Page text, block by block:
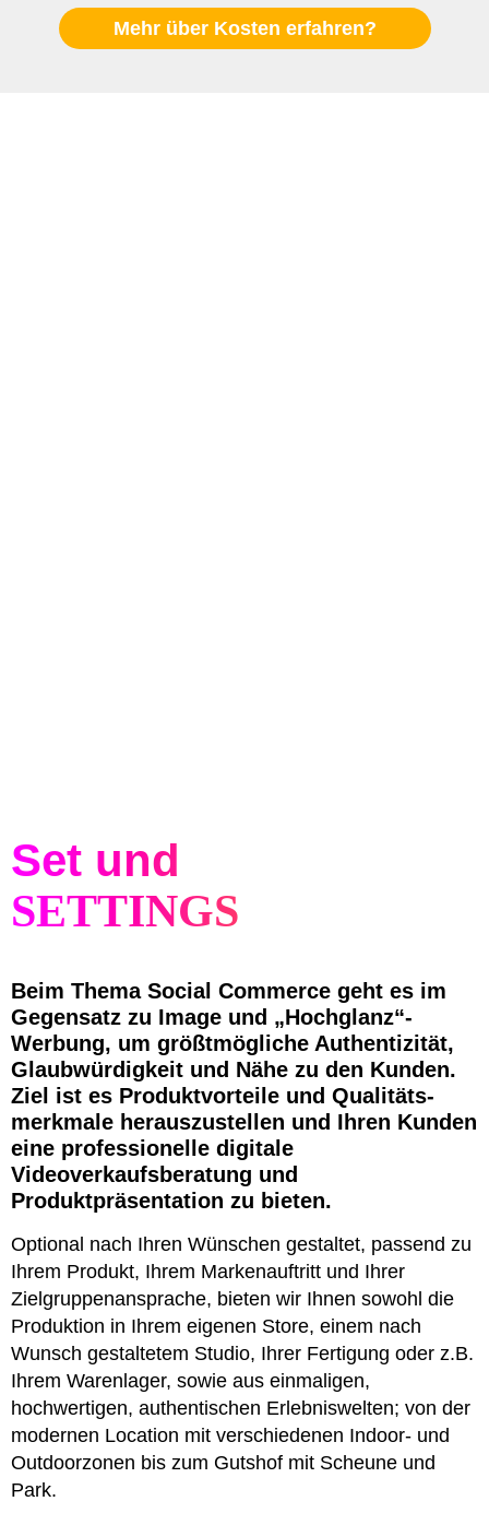
Mehr über Kosten erfahren?
Set und
SETTINGS
Beim Thema Social Commerce geht es im
Gegensatz zu Image und „Hochglanz“-
Werbung, um größtmögliche Authentizität,
Glaubwürdigkeit und Nähe zu den Kunden.
Ziel ist es Produktvorteile und Qualitäts-
merkmale herauszustellen und Ihren Kunden
eine professionelle digitale
Videoverkaufsberatung und
Produktpräsentation zu bieten.
Optional nach Ihren Wünschen gestaltet, passend zu
Ihrem Produkt, Ihrem Markenauftritt und Ihrer
Zielgruppenansprache, bieten wir Ihnen sowohl die
Produktion in Ihrem eigenen Store, einem nach
Wunsch gestaltetem Studio, Ihrer Fertigung oder z.B.
Ihrem Warenlager, sowie aus einmaligen,
hochwertigen, authentischen Erlebniswelten; von der
modernen Location mit verschiedenen Indoor- und
Outdoorzonen bis zum Gutshof mit Scheune und
Park.